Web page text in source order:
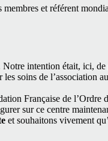
et référent
intention était, ici,
soins de l’association
Française de l’Ordre
sur ce centre
et souhaitons vivement